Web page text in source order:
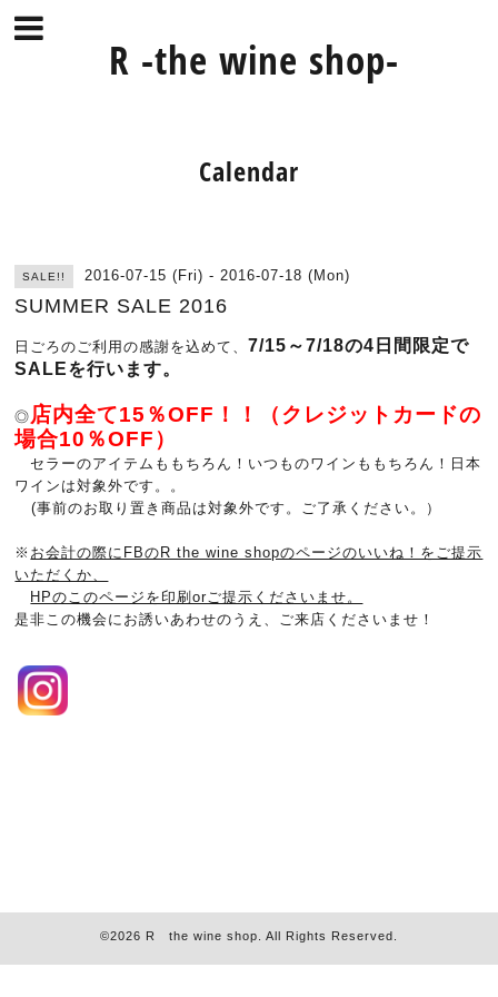
R -the wine shop-
Calendar
SALE!! 2016-07-15 (Fri) - 2016-07-18 (Mon)
SUMMER SALE 2016
日ごろのご利用の感謝を込めて、 7/15～7/18の4日間限定で
SALEを行います。
◎ 店内全て15％OFF！！（クレジットカードの
場合10％OFF）
セラーのアイテムももちろん！いつものワインももちろん！日本
ワインは対象外です。。
(事前のお取り置き商品は対象外です。ご了承ください。）
※ お会計の際にFBのR the wine shopのページのいいね！をご提示
いただくか、
HPのこのページを印刷orご提示くださいませ。
是非この機会にお誘いあわせのうえ、ご来店くださいませ！
©2026 R the wine shop . All Rights Reserved.